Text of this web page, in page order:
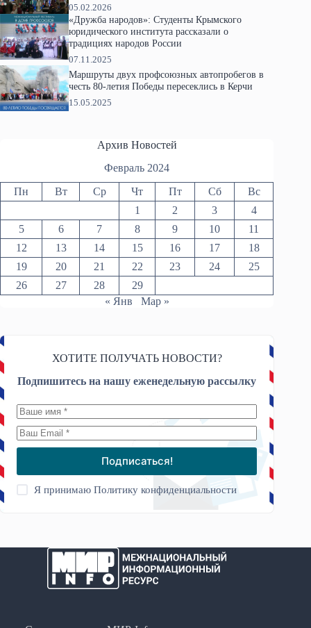
05.02.2026
«Дружба народов»: Студенты Крымского
юридического института рассказали о
традициях народов России
07.11.2025
Маршруты двух профсоюзных автопробегов в
честь 80-летия Победы пересеклись в Керчи
15.05.2025
Архив Новостей
Февраль 2024
Пн Вт Ср Чт Пт Сб
Вс
1
2 3
4
5
6 7 8 9 10
11
12
13 14 15 16 17
18
19
20 21 22 23 24
25
26
27 28
29
« Янв
Мар »
ХОТИТЕ ПОЛУЧАТЬ НОВОСТИ?
Подпишитесь на нашу еженедельную рассылку
Подписаться!
Я принимаюПолитику конфиденциальности